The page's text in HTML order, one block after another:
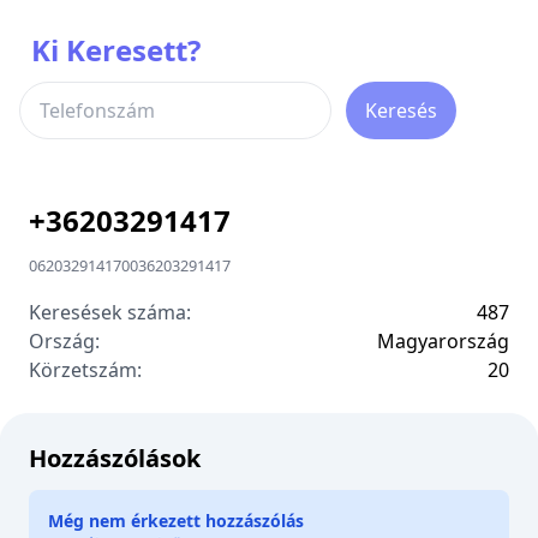
Ki Keresett?
Keresés
+36203291417
062032914170036203291417
Keresések száma:
487
Ország:
Magyarország
Körzetszám:
20
Hozzászólások
Még nem érkezett hozzászólás